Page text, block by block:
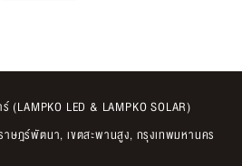
(LAMPKO LED & LAMPKO SOLAR)
ษฎร์พัตนา, เขตสะพานสูง, กรุงเทพมหานคร